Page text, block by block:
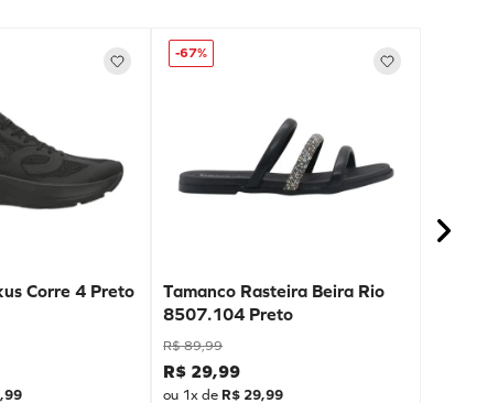
Corre 4 Preto
,99
-67%
Tamanco Rasteira Beira Rio
8507.104 Preto
R$ 89,99
R$ 29,99
ou 1x de R$ 29,99